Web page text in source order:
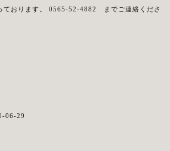
ております。 0565-52-4882 までご連絡くださ
06-29